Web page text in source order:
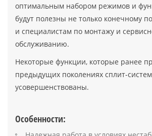
оптимальным набором режимов и
будут полезны не только конечному
и специалистам по монтажу и
обслуживанию.
Некоторые функции, которые ранее
предыдущих поколениях сплит-
усовершенствованы.
Особенности: